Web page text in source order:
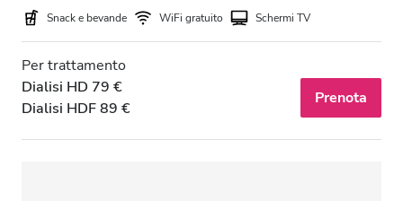
Snack e bevande WiFi gratuito Schermi TV
Per trattamento
Dialisi HD 79 €
Dialisi HDF 89 €
Prenota